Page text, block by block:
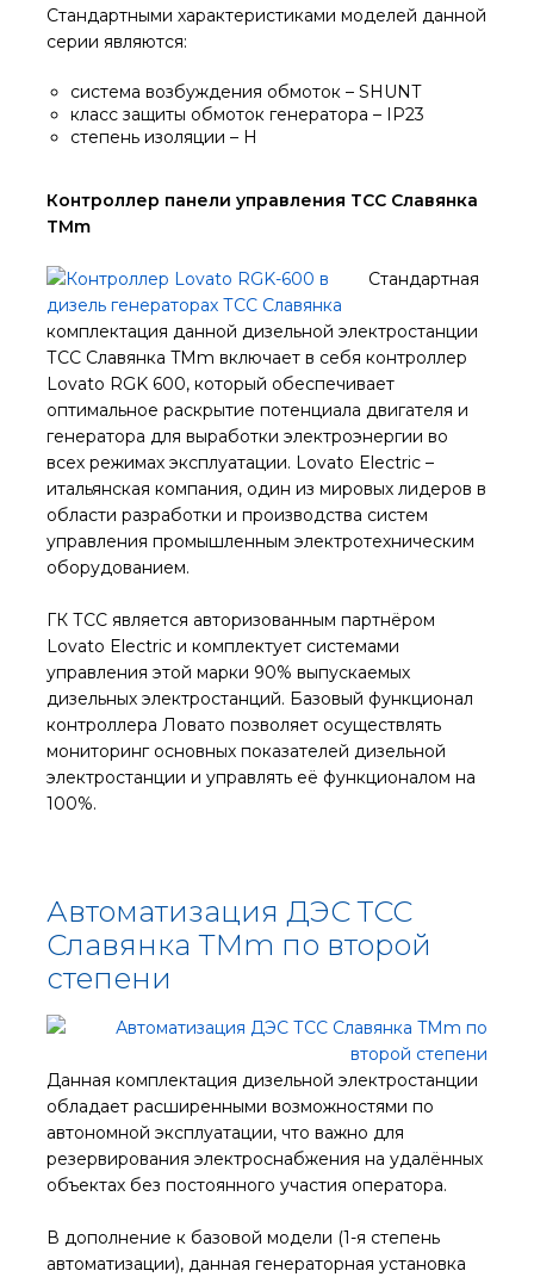
Стандартными характеристиками моделей данной
серии являются:
система возбуждения обмоток – SHUNT
класс защиты обмоток генератора – IP23
степень изоляции – H
Контроллер панели управления ТСС Славянка
TMm
Стандартная
комплектация данной дизельной электростанции
ТСС Славянка TMm включает в себя контроллер
Lovato RGK 600, который обеспечивает
оптимальное раскрытие потенциала двигателя и
генератора для выработки электроэнергии во
всех режимах эксплуатации. Lovato Electric –
итальянская компания, один из мировых лидеров в
области разработки и производства систем
управления промышленным электротехническим
оборудованием.
ГК ТСС является авторизованным партнёром
Lovato Electric и комплектует системами
управления этой марки 90% выпускаемых
дизельных электростанций. Базовый функционал
контроллера Ловато позволяет осуществлять
мониторинг основных показателей дизельной
электростанции и управлять её функционалом на
100%.
Автоматизация ДЭС ТСС
Славянка TMm по второй
степени
Данная комплектация дизельной электростанции
обладает расширенными возможностями по
автономной эксплуатации, что важно для
резервирования электроснабжения на удалённых
объектах без постоянного участия оператора.
В дополнение к базовой модели (1-я степень
автоматизации), данная генераторная установка